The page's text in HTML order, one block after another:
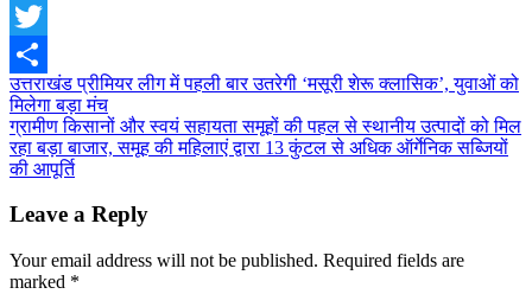
Facebook
Twitter
Share
Post
navigation
उत्तराखंड प्रीमियर लीग में पहली बार उतरेगी ‘मसूरी शेरू क्लासिक’, युवाओं को
मिलेगा बड़ा मंच
ग्रामीण किसानों और स्वयं सहायता समूहों की पहल से स्थानीय उत्पादों को मिल
रहा बड़ा बाजार, समूह की महिलाएं द्वारा 13 कुंटल से अधिक ऑर्गेनिक सब्जियों
की आपूर्ति
Leave a Reply
Your email address will not be published. Required fields are
marked *